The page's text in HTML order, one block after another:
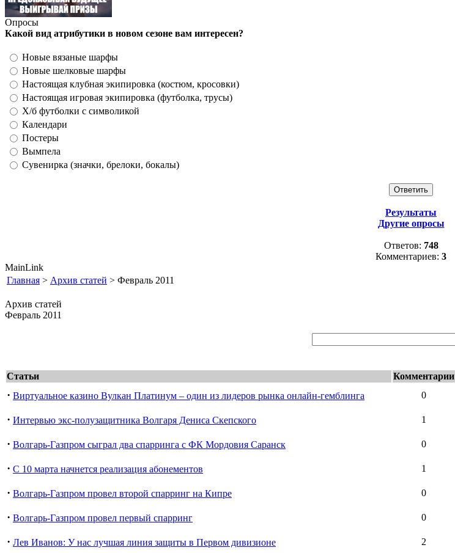
Опросы
Какой вид атрибутики в новом сезоне вам интересен?
Новые вязаные шарфы
Новые шелковые шарфы
Настоящая клубная экипировка (костюм, кросовки)
Настоящая игровая экипировка (футболка, трусы)
Х/б футболки с символикой
Календари
Постеры
Вымпела
Сувенирка (значки, брелоки, бокалы)
Результаты
Другие опросы
Ответов: 748
Комментариев: 3
MainLink
Главная > Архив статей > Февраль 2011
Архив статей
Февраль 2011
Статьи Комментарии
· Виртуальное казино Вулкан Платинум – один из лидеров рынка онлайн-гемблинга 0
· Интервью экс-полузащитника Волгаря Дениса Скепского 1
· Волгарь-Газпром сыграл два спарринга с ФК Мордовия Саранск 0
· С 10 марта начнется реализация абонементов 1
· Волгарь-Газпром провел второй спарринг на Кипре 0
· Волгарь-Газпром провел первый спарринг 0
· Лев Иванов: У нас лучшая линия защиты в Первом дивизионе 2